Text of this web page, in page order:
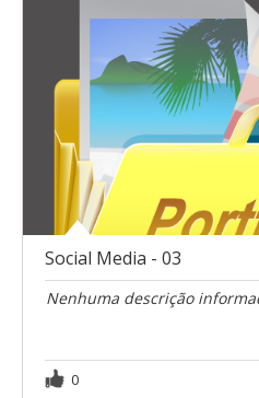
Social Media - 03
Nenhuma descrição
0